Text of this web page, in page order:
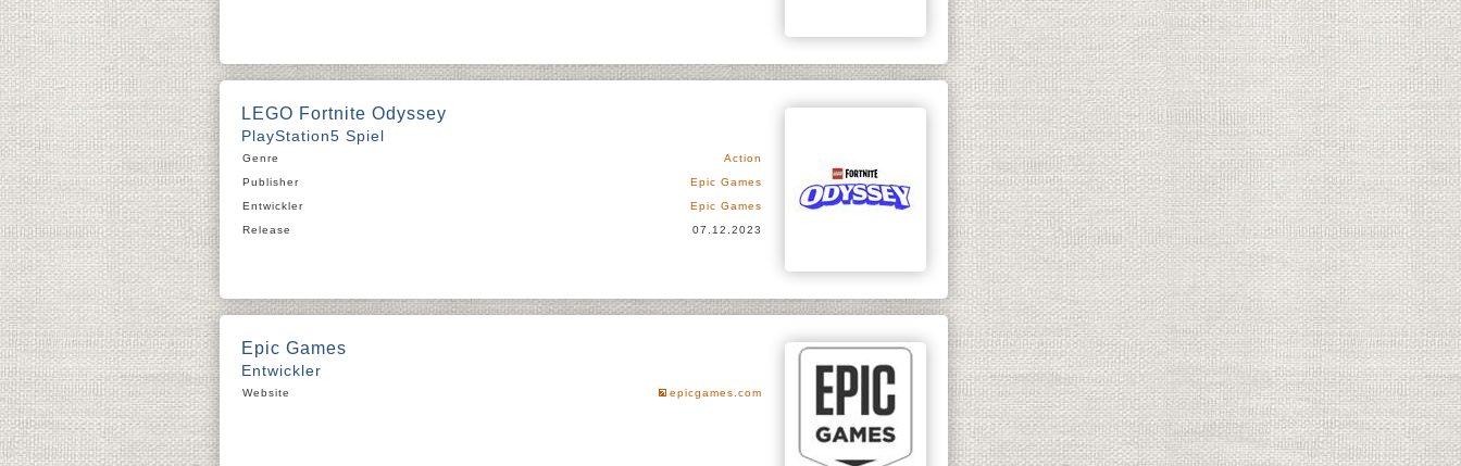
LEGO Fortnite Odyssey
PlayStation5 Spiel
Genre
Action
Publisher
Epic Games
Entwickler
Epic Games
Release
07.12.2023
Epic Games
Entwickler
Website epicgames.com